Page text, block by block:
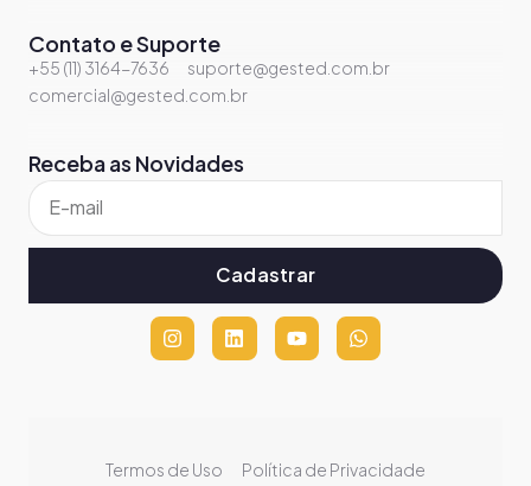
Receba as Novidades
Cadastrar
Contato e Suporte
+55 (11) 3164-7636
suporte@gested.com.br
comercial@gested.com.br
Termos de Uso Política de Privacidade